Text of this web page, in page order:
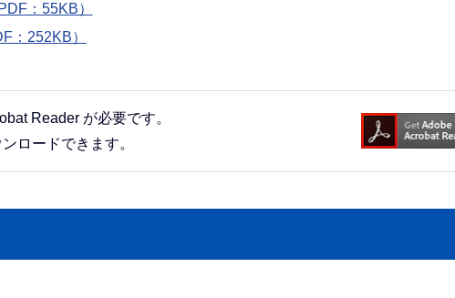
：55KB）
：252KB）
Reader が必要です。
ロードできます。